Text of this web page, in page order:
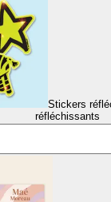
tout en
Stickers
réfléchissants